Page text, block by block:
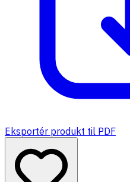
Eksportér produkt til PDF